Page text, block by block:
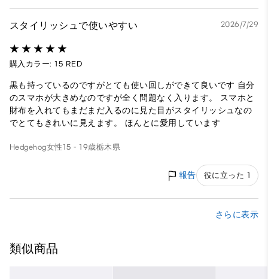
スタイリッシュで使いやすい 2026/7/29
購入カラー: 15 RED
黒も持っているのですがとても使い回しができて良いです 自分
のスマホが大きめなのですが全く問題なく入ります。 スマホと
財布を入れてもまだまだ入るのに見た目がスタイリッシュなの
でとてもきれいに見えます。 ほんとに愛用しています
Hedgehog女性 15 - 19歳栃木県
報告 役に立った 1
さらに表示
類似商品